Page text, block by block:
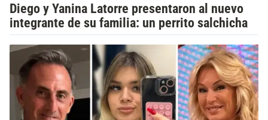
Diego y Yanina Latorre presentaron al nuevo
integrante de su familia: un perrito salchicha